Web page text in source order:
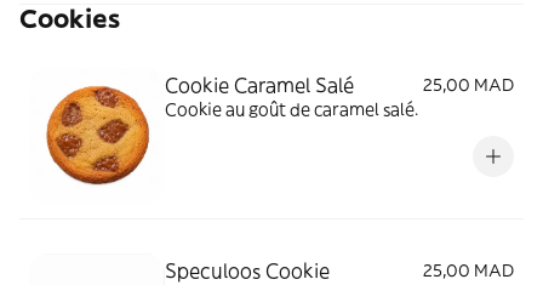
Cookies
Cookie Caramel Salé
25,00 MAD
Cookie au goût de caramel salé.
Speculoos Cookie
25,00 MAD